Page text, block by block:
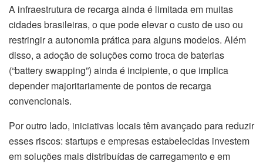
A infraestrutura de recarga ainda é limitada em muitas
cidades brasileiras, o que pode elevar o custo de uso ou
restringir a autonomia prática para alguns modelos. Além
disso, a adoção de soluções como troca de baterias
(“battery swapping”) ainda é incipiente, o que implica
depender majoritariamente de pontos de recarga
convencionais.
Por outro lado, iniciativas locais têm avançado para reduzir
esses riscos: startups e empresas estabelecidas investem
em soluções mais distribuídas de carregamento e em